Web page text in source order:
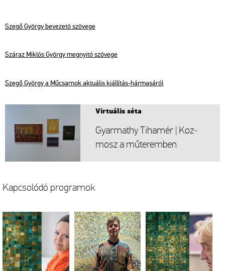
Szegő György be­ve­ze­tö szö­ve­ge
Szá­raz Mik­lós György meg­nyi­tó szö­ve­ge
Szegő György a Mű­csar­nok ak­tu­á­lis ki­ál­lí­tás-hár­ma­sá­ról
Vir­tu­á­lis séta
Gyar­ma­thy Ti­ha­mér | Koz­
mosz a mű­te­rem­ben
Kap­cso­ló­dó prog­ra­mok